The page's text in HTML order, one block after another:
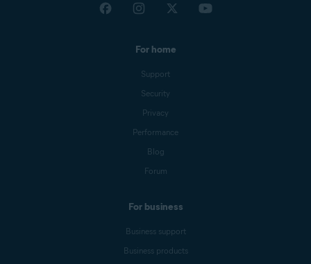
For home
Support
Security
Privacy
Performance
Blog
Forum
For business
Business support
Business products